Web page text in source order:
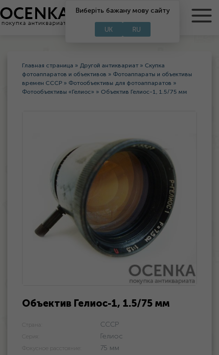
RU
Виберіть бажану мову сайту
UK RU
Главная страница » Другой антиквариат » Скупка
фотоаппаратов и объективов » Фотоаппараты и объективы
времен СССР » Фотообъективы для фотоаппаратов »
Фотообъективы «Гелиос» » Объектив Гелиос-1, 1.5/75 мм
Объектив Гелиос-1, 1.5/75 мм
Страна: СССР
Серия: Гелиос
Фокусное расстояние: 75 мм